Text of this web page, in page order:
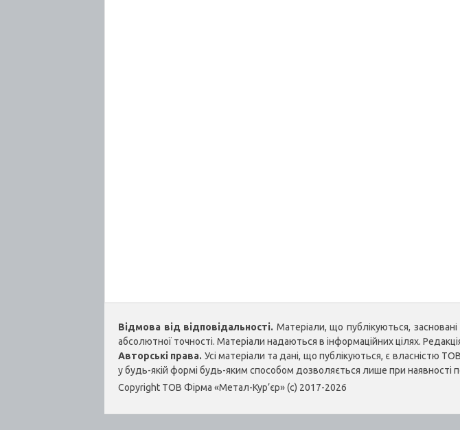
Відмова від відповідальності. Матеріали, що публікуються,
абсолютної точності. Матеріали надаються в інформаційних цілях.
Авторські права. Усі матеріали та дані, що публікуються, є власністю
у будь-якій формі будь-яким способом дозволяється лише при наявності
Copyright ТОВ Фірма «Метал-Кур’єр» (c) 2017-2026